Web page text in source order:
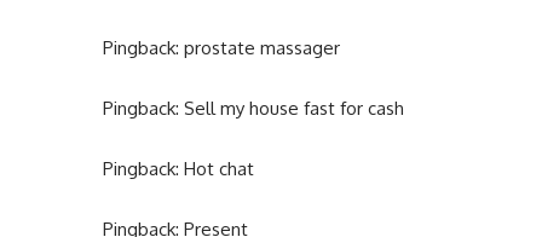
Pingback: prostate massager
Pingback: Sell my house fast for cash
Pingback: Hot chat
Pingback: Present